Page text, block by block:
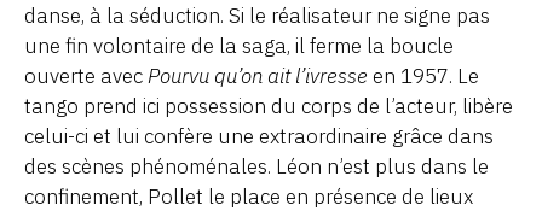
danse, à la séduction. Si le réalisateur ne signe pas
une fin volontaire de la saga, il ferme la boucle
ouverte avecPourvu qu’on ait l’ivresse en 1957. Le
tango prend ici possession du corps de l’acteur, libère
celui-ci et lui confère une extraordinaire grâce dans
des scènes phénoménales. Léon n’est plus dans le
confinement, Pollet le place en présence de lieux